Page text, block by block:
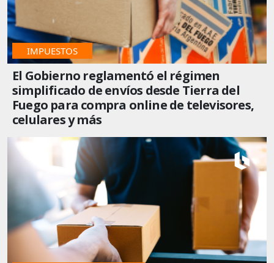
IMPUESTOS
El Gobierno reglamentó el régimen
simplificado de envíos desde Tierra del
Fuego para compra online de televisores,
celulares y más